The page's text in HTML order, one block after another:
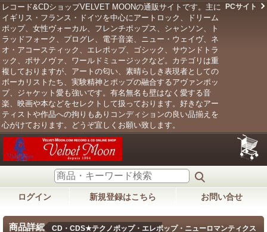
レコード&CDショップVELVET MOONの通販サイトです。主に
イギリス・フランス・ドイツを中心にアートロック、ドリーム
ポップ、女性ヴォーカル、フレンチポップス、シャンソン、ト
ラッドフォーク、プログレ、電子音楽、ニュー・ウェイヴ、ネ
オ・アコースティック、エレポップ、ゴシック、サウンドトラ
ック、ボサノヴァ、ワールドミュージックなど。カテゴリは重
複しておりますが、アートの匂い、素晴らしき表現者としての
ボーカリストたち、実験精神とポップの融合するアヴァンポッ
プ、ジャケット愛も強いです。有名無名も壁はなく愛する音
楽、映画や本などをセレクトして扱っております。好きなアー
ティストや作品への拘りもありコンディションの良い品揃えを
心がけております。どうぞ宜しくお願い致します。
PCサイト
ログイン 新規登録はこちら お問い合せ
商品詳細 CD・CDS★テクノポップ・エレポップ・ニューロマンティクス